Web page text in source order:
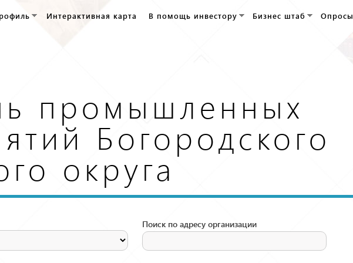
основному
Интерактивная карта В помощь инвестору Бизнес штаб Опросы
промышленных
Богородского
округа
Поиск по адресу организации